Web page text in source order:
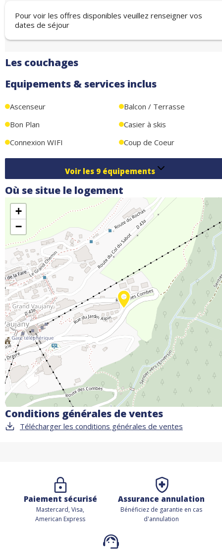
Coin montagne avec lit superposés (2 couchages)
Canapé lit gigogne dans le séjour (2 couchages)
Emplacement idéal, confort et vue exceptionnelle pour vos
Pour voir les offres disponibles veuillez renseigner vos
dates de séjour
Les couchages
Equipements & services inclus
Ascenseur
Balcon / Terrasse
Bon Plan
Casier à skis
Connexion WIFI
Coup de Coeur
Voir les 9 équipements
Où se situe le logement
+
−
Conditions générales de ventes
Télécharger les conditions générales de ventes
Paiement sécurisé
Mastercard, Visa,
American Express
Assurance annulation
Bénéficiez de garantie en cas
d'annulation